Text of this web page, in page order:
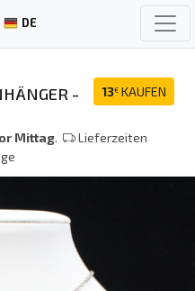
DE
13€ KAUFEN
-
Mittag.
Lieferzeiten